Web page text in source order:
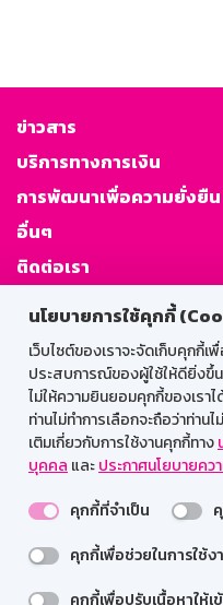
นโยบายการใช้คุกกี้
เว็บไซต์ของเราจะจัดเก็บคุกกี้
ประสบการณ์ของผู้ใช้ให้ดียิ่งขึ้
ไม่ให้ความยินยอมคุกกี้ของเรา
ท่านไม่ทำการเลือกจะถือว่าท่า
เติมเกี่ยวกับการใช้งานคุกกี้ทาง
บุคคล และประกาศนโยบายค
คุกกี้ที่จำเป็น
คุกกี้เพื่อช่วยในการใช้ง
คุกกี้เพื่อปรับเนื้อหาให้
ข่าวสาร
บริการทางการเงิน
การพัฒนาเพื่อความยั่งยืน
อื่นๆ
ติดต่อเรา
สำห
Web HR
เข้า